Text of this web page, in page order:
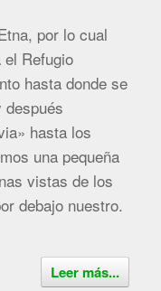
por lo cual
Refugio
hasta donde se
después
hasta los
una pequeña
vistas de los
debajo nuestro.
Leer más...